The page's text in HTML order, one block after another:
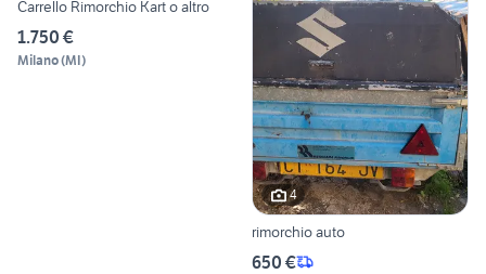
Carrello Rimorchio Kart o altro
1.750 €
Milano(MI)
4
rimorchio auto
650 €